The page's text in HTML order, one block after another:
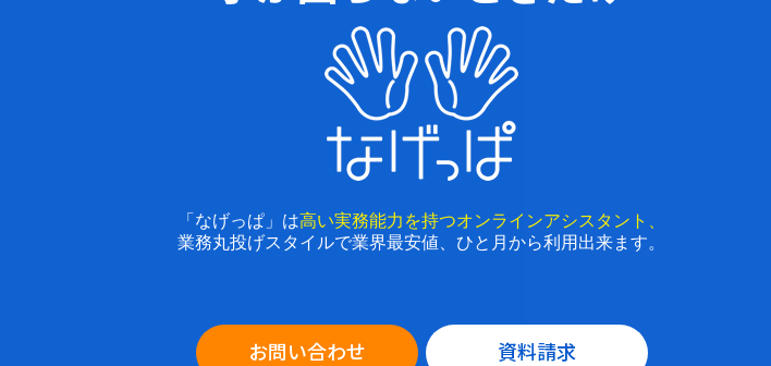
「なげっぱ」は高い実務能力を持つオンラインアシスタント、
業務丸投げスタイルで業界最安値、ひと月から利用出来ます。
お問い合わせ 資料請求